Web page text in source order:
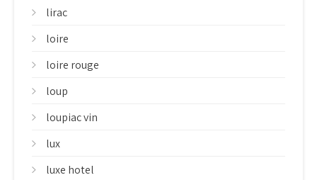
lirac
loire
loire rouge
loup
loupiac vin
lux
luxe hotel